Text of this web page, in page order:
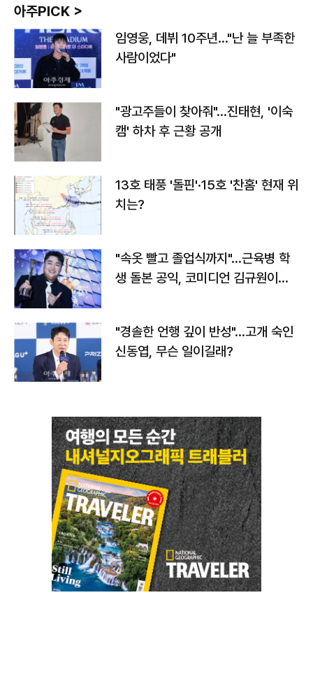
아주PICK >
임영웅, 데뷔 10주년…"난 늘 부족한
사람이었다"
"광고주들이 찾아줘"…진태현, '이숙
캠' 하차 후 근황 공개
13호 태풍 '돌핀'·15호 '찬홈' 현재 위
치는?
"속옷 빨고 졸업식까지"…근육병 학
생 돌본 공익, 코미디언 김규원이었
"경솔한 언행 깊이 반성"…고개 숙인
신동엽, 무슨 일이길래?